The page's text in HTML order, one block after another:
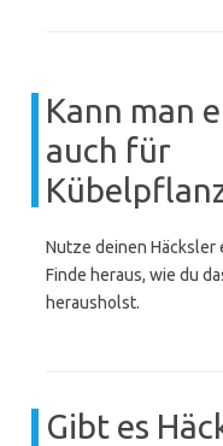
Kann man
auch für
Nutze deinen
Finde heraus, wie du
herausholst.
Gibt es